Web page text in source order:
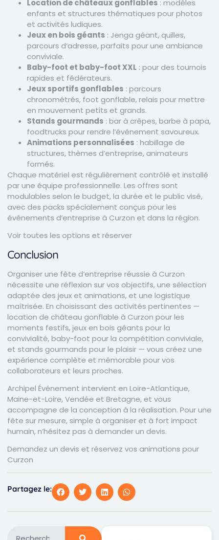
Location de châteaux gonflables : modèles
enfants et structures thématiques pour photos
et activités ludiques.
Jeux en bois géants : Jenga géant, quilles,
parcours d’adresse, parfaits pour une ambiance
conviviale.
Baby-foot et baby-foot XXL : pour des tournois
rapides et fédérateurs.
Jeux sportifs gonflables : parcours
chronométrés, foot gonflable, relais pour mettre
en mouvement petits et grands.
Stands gourmands : bar à crêpes, barbe à papa,
foodtrucks pour rendre l’événement savoureux.
Animations personnalisées : habillage de
structures, thèmes d’entreprise, animateurs
formés.
Chaque matériel est régulièrement contrôlé et installé
par une équipe professionnelle. Les offres sont
modulables selon le budget, la durée et le public visé,
avec des packs spécialement conçus pour les
événements d’entreprise à Curzon et dans la région.
Voir toutes les options et réserver
Conclusion
Organiser une fête d’entreprise réussie à Curzon
nécessite une réflexion sur vos objectifs, une sélection
adaptée des jeux et animations, et une logistique
maîtrisée. En choisissant des activités pertinentes —
location de château gonflable à Curzon pour les
moments festifs, jeux en bois géants pour la
convivialité, baby-foot pour la compétition conviviale,
et stands gourmands pour le plaisir — vous créez une
expérience complète et mémorable pour vos
collaborateurs et leurs proches.
Archipel Événement intervient en Loire-Atlantique,
Maine-et-Loire, Vendée et Bretagne, et vous
accompagne de la conception à la réalisation. Pour une
fête sur mesure, simple à organiser et à fort impact
humain, n’hésitez pas à demander un devis.
Demandez un devis et réservez vos animations pour
Curzon
Partagez le: